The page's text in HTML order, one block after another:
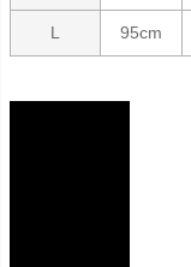
L 95cm